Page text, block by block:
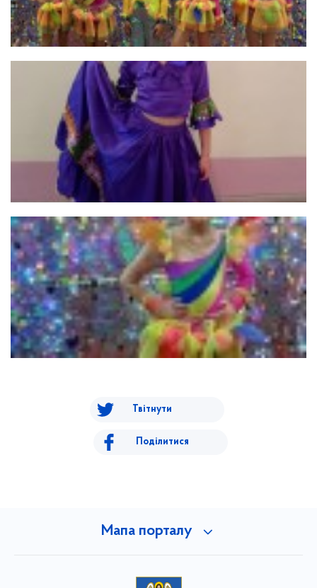
Твітнути
Поділитися
Мапа порталу